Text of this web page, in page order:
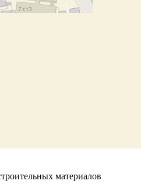
материалов